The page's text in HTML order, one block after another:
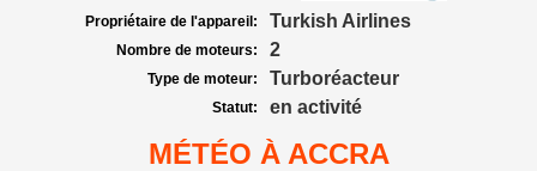
Propriétaire de l'appareil: Turkish Airlines
Nombre de moteurs: 2
Type de moteur: Turboréacteur
Statut: en activité
MÉTÉO À ACCRA